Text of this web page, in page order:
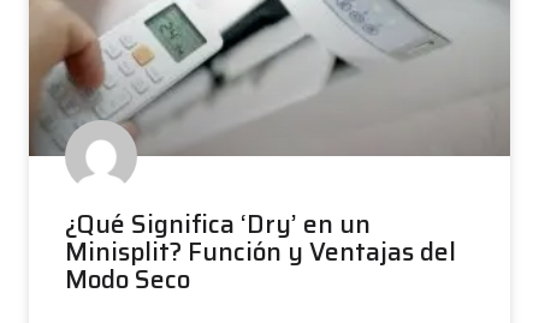
¿Qué Significa ‘Dry’ en un
Minisplit? Función y Ventajas del
Modo Seco